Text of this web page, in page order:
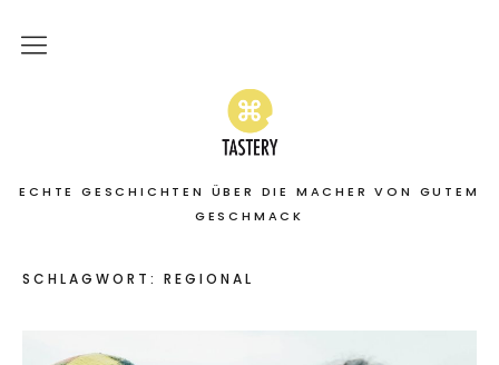
ECHTE GESCHICHTEN ÜBER DIE MACHER VON GUTEM
GESCHMACK
Home
Stories
On the road
Featured
About
SCHLAGWORT: REGIONAL